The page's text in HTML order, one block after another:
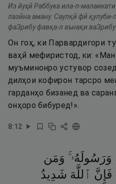
Из йуҳӣ Раббука ила-л-
лазӣна аману. Саулқӣ фӣ қулуби-
фаЗрибу фавқа-л аънақи
Он гоҳ, ки Парвардигори
ваҳӣ мефиристод, ки:
муъминонро устувор
дилҳои кофирон тарсро
гарданҳо бизанед ва
онҳоро бибуред!».
8:12
وَرَسُولَهُۥ ۚ وَمَن
فَإِنَّ ٱللَّهَ شَدِيدُ